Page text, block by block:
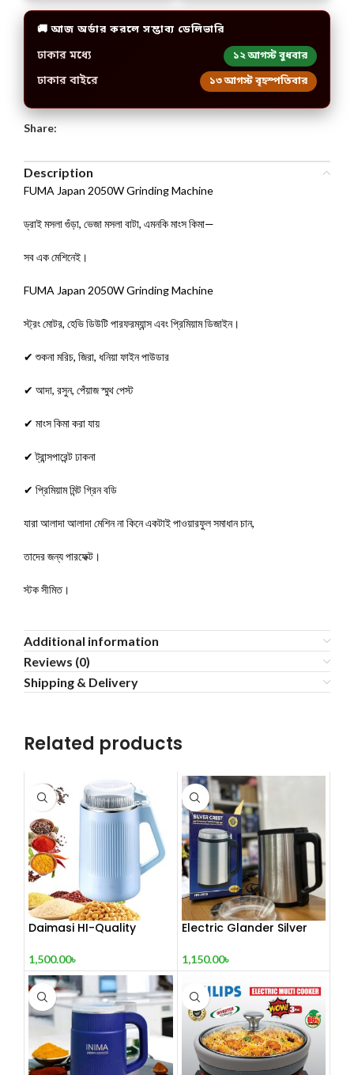
🚚 আজ অর্ডার করলে সম্ভাব্য ডেলিভারি
ঢাকার মধ্যে ১২ আগস্ট বুধবার
ঢাকার বাইরে ১৩ আগস্ট বৃহস্পতিবার
Share:
Description
FUMA Japan 2050W Grinding Machine
ড্রাই মসলা গুঁড়া, ভেজা মসলা বাটা, এমনকি মাংস কিমা—
সব এক মেশিনেই।
FUMA Japan 2050W Grinding Machine
স্ট্রং মোটর, হেভি ডিউটি পারফরম্যান্স এবং প্রিমিয়াম ডিজাইন।
✔ শুকনা মরিচ, জিরা, ধনিয়া ফাইন পাউডার
✔ আদা, রসুন, পেঁয়াজ স্মুথ পেস্ট
✔ মাংস কিমা করা যায়
✔ ট্রান্সপারেন্ট ঢাকনা
✔ প্রিমিয়াম মিন্ট গ্রিন বডি
যারা আলাদা আলাদা মেশিন না কিনে একটাই পাওয়ারফুল সমাধান চান,
তাদের জন্য পারফেক্ট।
স্টক সীমিত।
Additional information
Reviews (0)
Shipping & Delivery
Related products
Daimasi HI-Quality
Watt) – রান্নার জন্য শক্তিশালী
সঙ্গী!
1,500.00৳
Electric Glander Silver
1,150.00৳